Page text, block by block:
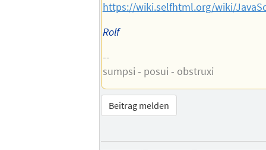
https://wiki.selfhtml.org/wiki/
Rolf
--
sumpsi - posui - obstruxi
Beitrag melden